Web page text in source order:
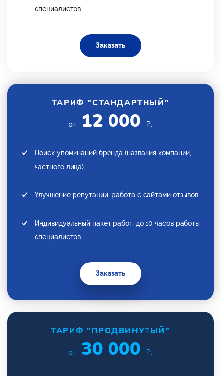
специалистов
Заказать
ТАРИФ "СТАНДАРТНЫЙ"
от 12 000 ₽.
Поиск упоминаний бренда (названия компании,
частного лица)
Улучшение репутации, работа с сайтами отзывов
Индивидуальный пакет работ, до 10 часов работы
специалистов
Заказать
ТАРИФ "ПРОДВИНУТЫЙ"
от 30 000 ₽.